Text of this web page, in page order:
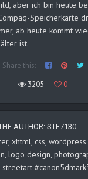
aber ich bin heute
Speicherkarte
ab heute kommt
ist.
Share this:
3205
0
AUTHOR: STE7130
xhtml, css,
logo design,
streetart